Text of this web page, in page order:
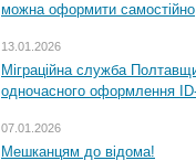
можна оформити самостійно
13.01.2026
Міграційна служба
одночасного оформлення
07.01.2026
Мешканцям до відома!